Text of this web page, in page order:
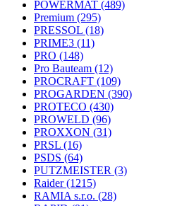
POWERMAT (489)
Premium (295)
PRESSOL (18)
PRIME3 (11)
PRO (148)
Pro Bauteam (12)
PROCRAFT (109)
PROGARDEN (390)
PROTECO (430)
PROWELD (96)
PROXXON (31)
PRSL (16)
PSDS (64)
PUTZMEISTER (3)
Raider(1215)
RAMIA s.r.o. (28)